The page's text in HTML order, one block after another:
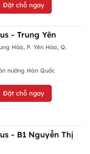
Đặt chỗ ngay
- Trung Yên
Hòa, P. Yên Hòa, Q.
nướng Hàn Quốc
Đặt chỗ ngay
- B1 Nguyễn Thị